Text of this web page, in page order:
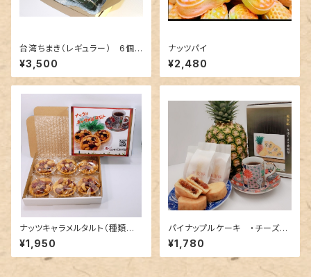
台湾ちまき（レギュラー） 6個
入り(それ以上はお問合せから）
¥3,500
ナッツパイ
¥2,480
ナッツキャラメルタルト（種類問
わず2箱以上ご購入は問合せし
てから）
¥1,950
パイナップルケーキ ・チーズ
（種類を問わず3箱以上は問合
せしてから）
¥1,780